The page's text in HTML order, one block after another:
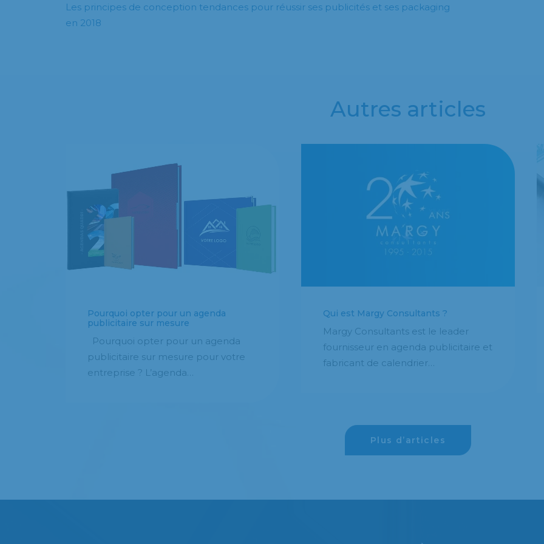
Les principes de conception tendances pour réussir ses publicités et ses packaging
en 2018
Autres articles
Pourquoi opter pour un agenda
publicitaire sur mesure
Pourquoi opter pour un agenda
publicitaire sur mesure pour votre
entreprise ? L’agenda…
Qui est Margy Consultants ?
Margy Consultants est le leader
fournisseur en agenda publicitaire et
fabricant de calendrier…
Plus d’articles